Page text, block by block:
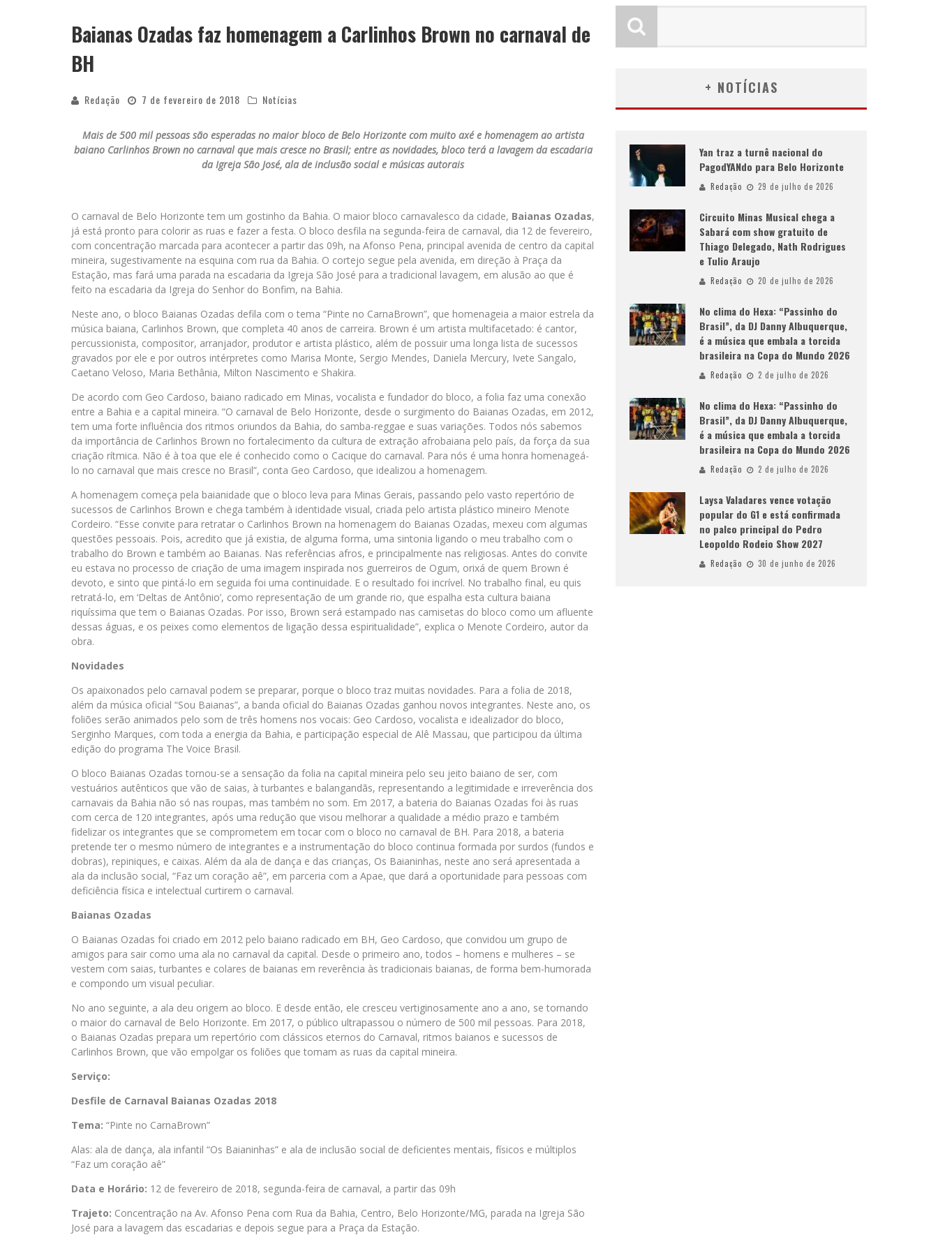
YAN TRAZ A TURNÊ NACIONAL DO PAGODYANDO PARA BELO HORIZONTE
Baianas Ozadas faz homenagem a Carlinhos Brown no carnaval de
BH
Redação 7 de fevereiro de 2018 Notícias
Mais de 500 mil pessoas são esperadas no maior bloco de Belo Horizonte com muito axé e homenagem ao artista
baiano Carlinhos Brown no carnaval que mais cresce no Brasil; entre as novidades, bloco terá a lavagem da escadaria
da Igreja São José, ala de inclusão social e músicas autorais
O carnaval de Belo Horizonte tem um gostinho da Bahia. O maior bloco carnavalesco da cidade, Baianas Ozadas,
já está pronto para colorir as ruas e fazer a festa. O bloco desfila na segunda-feira de carnaval, dia 12 de fevereiro,
com concentração marcada para acontecer a partir das 09h, na Afonso Pena, principal avenida de centro da capital
mineira, sugestivamente na esquina com rua da Bahia. O cortejo segue pela avenida, em direção à Praça da
Estação, mas fará uma parada na escadaria da Igreja São José para a tradicional lavagem, em alusão ao que é
feito na escadaria da Igreja do Senhor do Bonfim, na Bahia.
Neste ano, o bloco Baianas Ozadas defila com o tema “Pinte no CarnaBrown”, que homenageia a maior estrela da
música baiana, Carlinhos Brown, que completa 40 anos de carreira. Brown é um artista multifacetado: é cantor,
percussionista, compositor, arranjador, produtor e artista plástico, além de possuir uma longa lista de sucessos
gravados por ele e por outros intérpretes como Marisa Monte, Sergio Mendes, Daniela Mercury, Ivete Sangalo,
Caetano Veloso, Maria Bethânia, Milton Nascimento e Shakira.
De acordo com Geo Cardoso, baiano radicado em Minas, vocalista e fundador do bloco, a folia faz uma conexão
entre a Bahia e a capital mineira. “O carnaval de Belo Horizonte, desde o surgimento do Baianas Ozadas, em 2012,
tem uma forte influência dos ritmos oriundos da Bahia, do samba-reggae e suas variações. Todos nós sabemos
da importância de Carlinhos Brown no fortalecimento da cultura de extração afrobaiana pelo país, da força da sua
criação rítmica. Não é à toa que ele é conhecido como o Cacique do carnaval. Para nós é uma honra homenageá-
lo no carnaval que mais cresce no Brasil”, conta Geo Cardoso, que idealizou a homenagem.
A homenagem começa pela baianidade que o bloco leva para Minas Gerais, passando pelo vasto repertório de
sucessos de Carlinhos Brown e chega também à identidade visual, criada pelo artista plástico mineiro Menote
Cordeiro. “Esse convite para retratar o Carlinhos Brown na homenagem do Baianas Ozadas, mexeu com algumas
questões pessoais. Pois, acredito que já existia, de alguma forma, uma sintonia ligando o meu trabalho com o
trabalho do Brown e também ao Baianas. Nas referências afros, e principalmente nas religiosas. Antes do convite
eu estava no processo de criação de uma imagem inspirada nos guerreiros de Ogum, orixá de quem Brown é
devoto, e sinto que pintá-lo em seguida foi uma continuidade. E o resultado foi incrível. No trabalho final, eu quis
retratá-lo, em ‘Deltas de Antônio’, como representação de um grande rio, que espalha esta cultura baiana
riquíssima que tem o Baianas Ozadas. Por isso, Brown será estampado nas camisetas do bloco como um afluente
dessas águas, e os peixes como elementos de ligação dessa espiritualidade”, explica o Menote Cordeiro, autor da
obra.
Novidades
Os apaixonados pelo carnaval podem se preparar, porque o bloco traz muitas novidades. Para a folia de 2018,
além da música oficial “Sou Baianas”, a banda oficial do Baianas Ozadas ganhou novos integrantes. Neste ano, os
foliões serão animados pelo som de três homens nos vocais: Geo Cardoso, vocalista e idealizador do bloco,
Serginho Marques, com toda a energia da Bahia, e participação especial de Alê Massau, que participou da última
edição do programa The Voice Brasil.
O bloco Baianas Ozadas tornou-se a sensação da folia na capital mineira pelo seu jeito baiano de ser, com
vestuários autênticos que vão de saias, à turbantes e balangandãs, representando a legitimidade e irreverência dos
carnavais da Bahia não só nas roupas, mas também no som. Em 2017, a bateria do Baianas Ozadas foi às ruas
com cerca de 120 integrantes, após uma redução que visou melhorar a qualidade a médio prazo e também
fidelizar os integrantes que se comprometem em tocar com o bloco no carnaval de BH. Para 2018, a bateria
pretende ter o mesmo número de integrantes e a instrumentação do bloco continua formada por surdos (fundos e
dobras), repiniques, e caixas. Além da ala de dança e das crianças, Os Baianinhas, neste ano será apresentada a
ala da inclusão social, “Faz um coração aê”, em parceria com a Apae, que dará a oportunidade para pessoas com
deficiência física e intelectual curtirem o carnaval.
Baianas Ozadas
O Baianas Ozadas foi criado em 2012 pelo baiano radicado em BH, Geo Cardoso, que convidou um grupo de
amigos para sair como uma ala no carnaval da capital. Desde o primeiro ano, todos – homens e mulheres – se
vestem com saias, turbantes e colares de baianas em reverência às tradicionais baianas, de forma bem-humorada
e compondo um visual peculiar.
No ano seguinte, a ala deu origem ao bloco. E desde então, ele cresceu vertiginosamente ano a ano, se tornando
o maior do carnaval de Belo Horizonte. Em 2017, o público ultrapassou o número de 500 mil pessoas. Para 2018,
o Baianas Ozadas prepara um repertório com clássicos eternos do Carnaval, ritmos baianos e sucessos de
Carlinhos Brown, que vão empolgar os foliões que tomam as ruas da capital mineira.
Serviço:
Desfile de Carnaval Baianas Ozadas 2018
Tema: “Pinte no CarnaBrown”
Alas: ala de dança, ala infantil “Os Baianinhas” e ala de inclusão social de deficientes mentais, físicos e múltiplos
“Faz um coração aê”
Data e Horário: 12 de fevereiro de 2018, segunda-feira de carnaval, a partir das 09h
Trajeto: Concentração na Av. Afonso Pena com Rua da Bahia, Centro, Belo Horizonte/MG, parada na Igreja São
José para a lavagem das escadarias e depois segue para a Praça da Estação.
+ NOTÍCIAS
Yan traz a turnê nacional do
PagodYANdo para Belo Horizonte
Redação 29 de julho de 2026
Circuito Minas Musical chega a
Sabará com show gratuito de
Thiago Delegado, Nath Rodrigues
e Tulio Araujo
Redação 20 de julho de 2026
No clima do Hexa: “Passinho do
Brasil”, da DJ Danny Albuquerque,
é a música que embala a torcida
brasileira na Copa do Mundo 2026
Redação 2 de julho de 2026
No clima do Hexa: “Passinho do
Brasil”, da DJ Danny Albuquerque,
é a música que embala a torcida
brasileira na Copa do Mundo 2026
Redação 2 de julho de 2026
Laysa Valadares vence votação
popular do G1 e está confirmada
no palco principal do Pedro
Leopoldo Rodeio Show 2027
Redação 30 de junho de 2026